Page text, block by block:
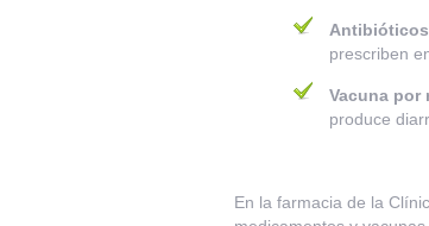
prescriben
Vacuna por
produce
En la farmacia de la